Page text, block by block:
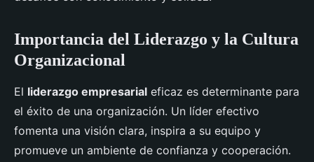
Importancia del Liderazgo y la Cultura
Organizacional
El liderazgo empresarial eficaz es determinante para
el éxito de una organización. Un líder efectivo
fomenta una visión clara, inspira a su equipo y
promueve un ambiente de confianza y cooperación.